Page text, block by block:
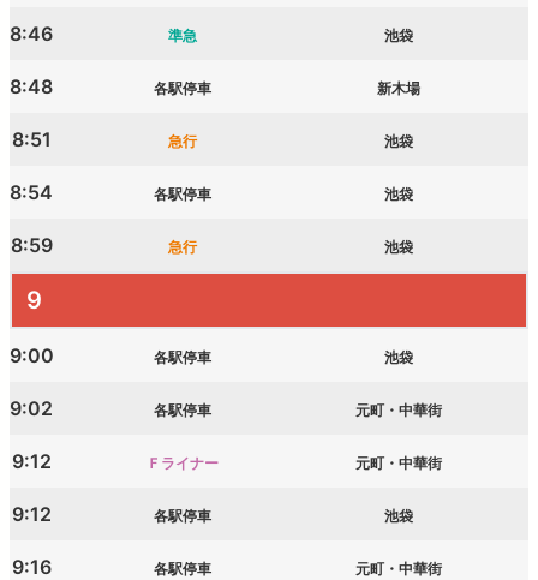
8:46 準急 池袋
8:48 各駅停車 新木場
8:51 急行 池袋
8:54 各駅停車 池袋
8:59 急行 池袋
9
9:00 各駅停車 池袋
9:02 各駅停車 元町・中華街
9:12 Ｆライナー 元町・中華街
9:12 各駅停車 池袋
9:16 各駅停車 元町・中華街